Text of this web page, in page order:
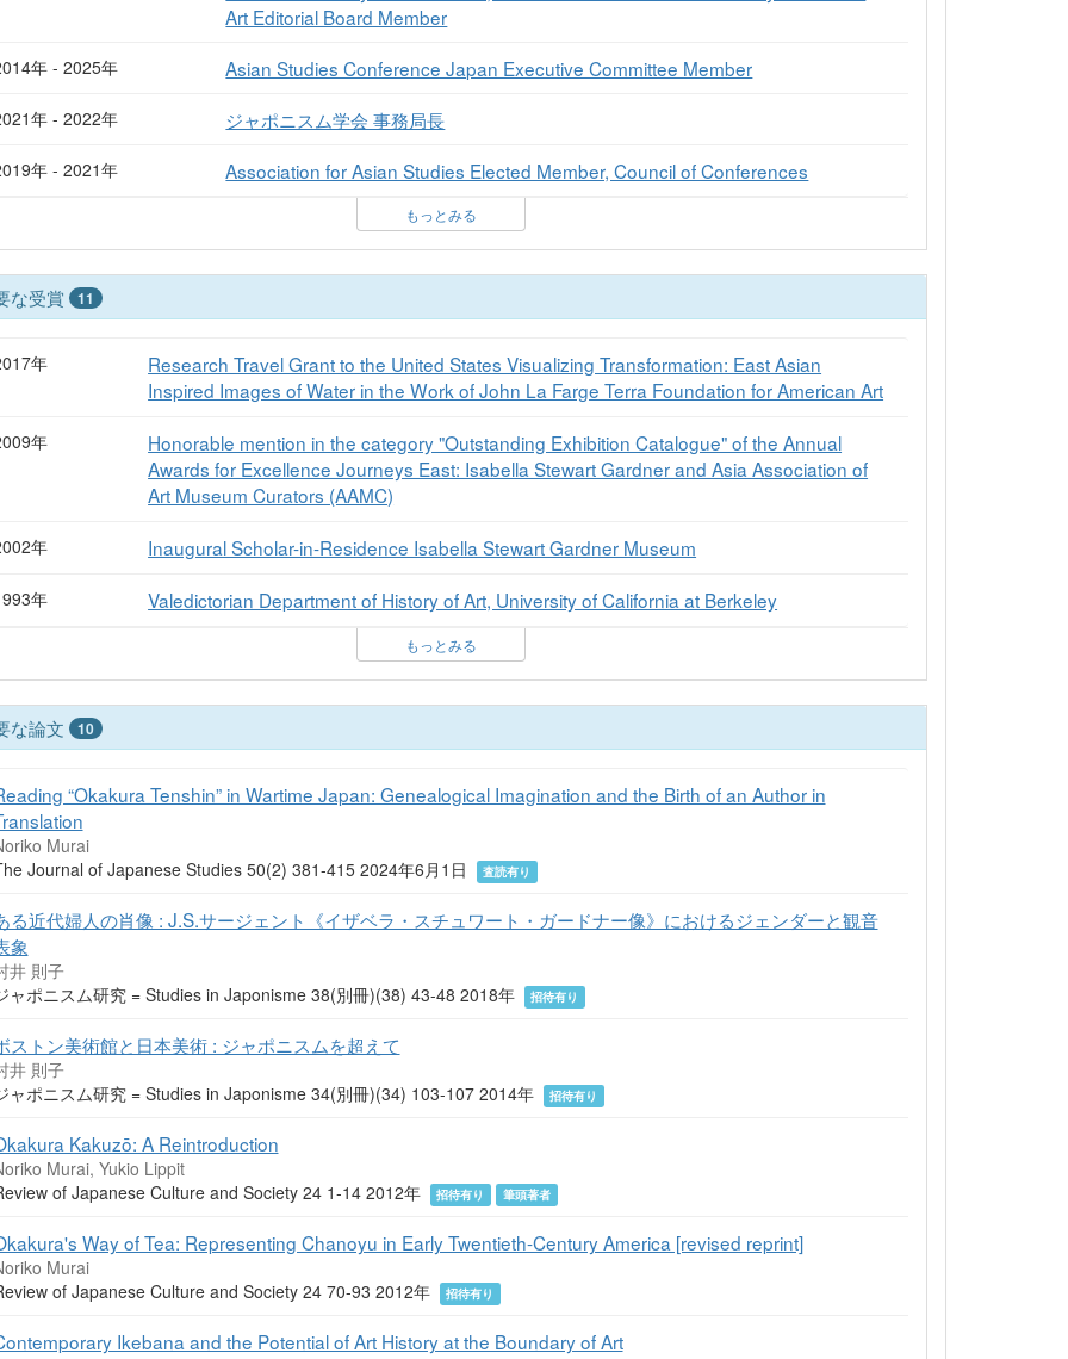
Art Editorial Board Member
年 - 2025年 Asian Studies Conference Japan Executive Committee Member
年 - 2022年 ジャポニスム学会 事務局長
年 - 2021年 Association for Asian Studies Elected Member, Council of Conferences
もっとみる
な受賞 11
年
Research Travel Grant to the United States Visualizing Transformation: East Asian
Inspired Images of Water in the Work of John La Farge Terra Foundation for American Art
年
Honorable mention in the category "Outstanding Exhibition Catalogue" of the Annual
Awards for Excellence Journeys East: Isabella Stewart Gardner and Asia Association of
Art Museum Curators (AAMC)
年 Inaugural Scholar-in-Residence Isabella Stewart Gardner Museum
年 Valedictorian Department of History of Art, University of California at Berkeley
もっとみる
な論文 10
“Okakura Tenshin” in Wartime Japan: Genealogical Imagination and the Birth of an Author in
Murai
Journal of Japanese Studies 50(2) 381-415 2024年6月1日
査読有り
る近代婦人の肖像 : J.S.サージェント《イザベラ・スチュワート・ガードナー像》におけるジェンダーと観音
象
井 則子
ャポニスム研究 = Studies in Japonisme 38(別冊)(38) 43-48 2018年
招待有り
ストン美術館と日本美術 : ジャポニスムを超えて
井 則子
ャポニスム研究 = Studies in Japonisme 34(別冊)(34) 103-107 2014年
招待有り
Kakuzō: A Reintroduction
Murai, Yukio Lippit
of Japanese Culture and Society 24 1-14 2012年
招待有り 筆頭著者
Way of Tea: Representing Chanoyu in Early Twentieth-Century America [revised reprint]
Murai
of Japanese Culture and Society 24 70-93 2012年
招待有り
Ikebana and the Potential of Art History at the Boundary of Art